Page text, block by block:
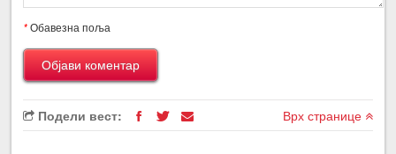
*Обавезна поља
Подели вест: Врх странице